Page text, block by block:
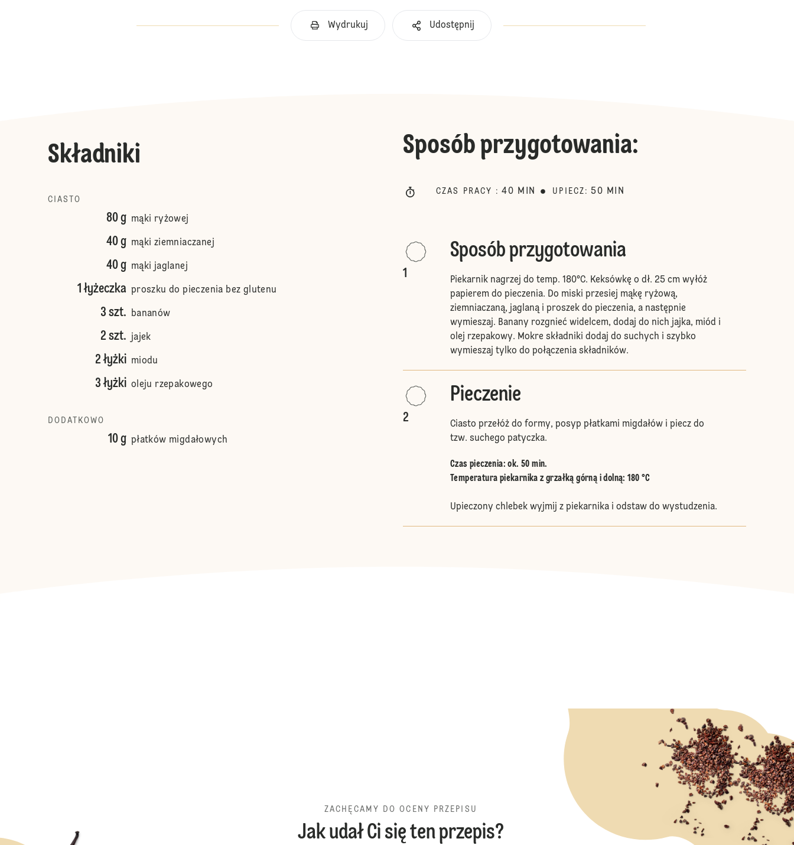
Wydrukuj Udostępnij
Składniki
CIASTO
80 g mąki ryżowej
40 g mąki ziemniaczanej
40 g mąki jaglanej
1 łyżeczka proszku do pieczenia bez glutenu
3 szt. bananów
2 szt. jajek
2 łyżki miodu
3 łyżki oleju rzepakowego
DODATKOWO
10 g płatków migdałowych
Sposób przygotowania:
CZAS PRACY : 40 MIN UPIECZ : 50 MIN
1
Sposób przygotowania
Piekarnik nagrzej do temp. 180°C. Keksówkę o dł. 25 cm wyłóż
papierem do pieczenia. Do miski przesiej mąkę ryżową,
ziemniaczaną, jaglaną i proszek do pieczenia, a następnie
wymieszaj. Banany rozgnieć widelcem, dodaj do nich jajka, miód i
olej rzepakowy. Mokre składniki dodaj do suchych i szybko
wymieszaj tylko do połączenia składników.
2
Pieczenie
Ciasto przełóż do formy, posyp płatkami migdałów i piecz do
tzw. suchego patyczka.
Czas pieczenia: ok. 50 min.
Temperatura piekarnika z grzałką górną i dolną: 180 °C
Upieczony chlebek wyjmij z piekarnika i odstaw do wystudzenia.
ZACHĘCAMY DO OCENY PRZEPISU
Jak udał Ci się ten przepis?